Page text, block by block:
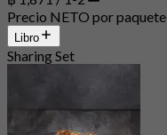
Precio NETO por paquete
Libro
Sharing Set